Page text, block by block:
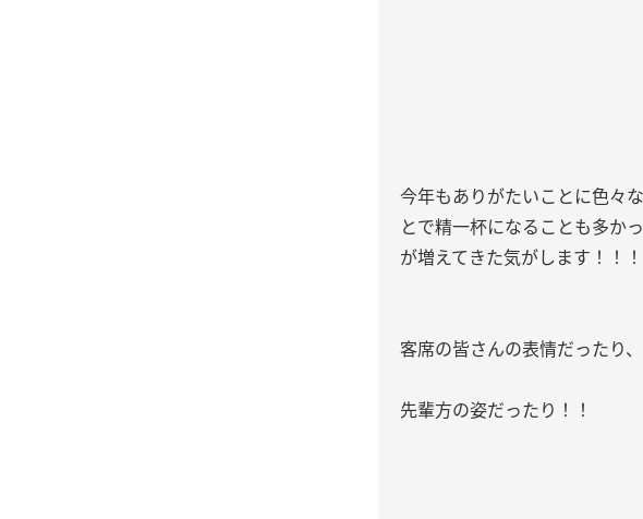
今年もありがたいことに色々
とで精一杯になることも多か
が増えてきた気がします！！！
客席の皆さんの表情だったり、
先輩方の姿だったり！！